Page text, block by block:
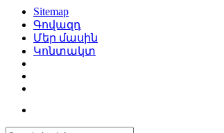
Sitemap
Գովազդ
Մեր մասին
Կոնտակտ